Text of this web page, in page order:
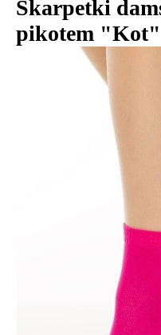
Skarpetki
pikotem "Kot"